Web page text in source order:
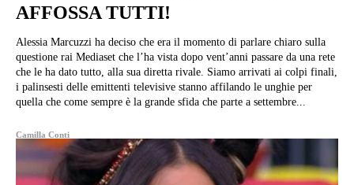
AFFOSSA TUTTI!
Alessia Marcuzzi ha deciso che era il momento di parlare chiaro sulla
questione rai Mediaset che l’ha vista dopo vent’anni passare da una rete
che le ha dato tutto, alla sua diretta rivale. Siamo arrivati ai colpi finali,
i palinsesti delle emittenti televisive stanno affilando le unghie per
quella che come sempre è la grande sfida che parte a settembre...
Camilla Conti